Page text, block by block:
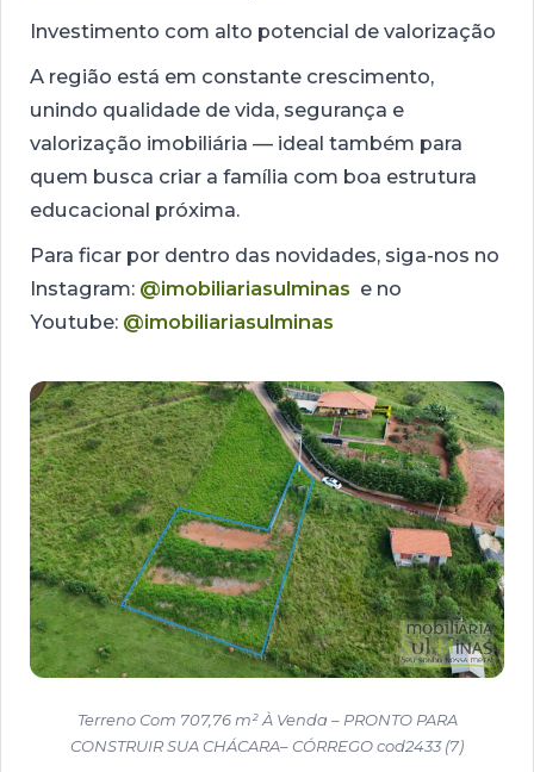
Investimento com alto potencial de valorização
A região está em constante crescimento,
unindo qualidade de vida, segurança e
valorização imobiliária — ideal também para
quem busca criar a família com boa estrutura
educacional próxima.
Para ficar por dentro das novidades, siga-nos no
Instagram: @imobiliariasulminas e no
Youtube: @imobiliariasulminas
Terreno Com 707,76 m² À Venda – PRONTO PARA
CONSTRUIR SUA CHÁCARA– CÓRREGO cod2433 (7)